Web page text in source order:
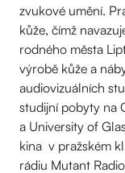
zvukové umění.
kůže, čímž
rodného města
výrobě kůže a
audiovizuálních
studijní pobyty na
a University of
kina v pražském
rádiu Mutant